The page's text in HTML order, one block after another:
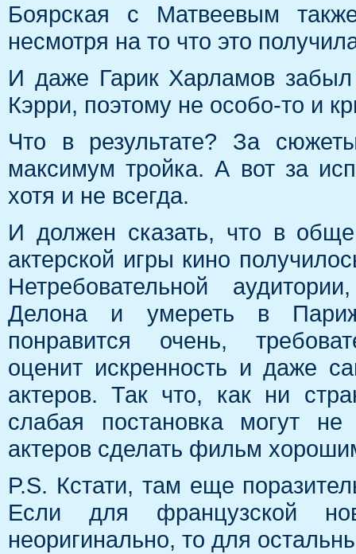
Боярская с Матвеевым
несмотря на то что это
И даже Гарик Харламов
Кэрри, поэтому не особо-то и
Что в результате? За
максимум тройка. А вот за
хотя и не всегда.
И должен сказать, что в
актерской игры кино
Нетребовательной
Делона и умереть в
понравится очень,
оценит искренность и даже
актеров. Так что, как ни
слабая постановка могут
актеров сделать фильм
P.S. Кстати, там еще
Если для французской
неоригинально, то для